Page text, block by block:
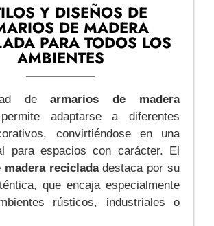
Y DISEÑOS DE
DE MADERA
PARA TODOS LOS
AMBIENTES
dearmarios de madera
adaptarse a diferentes
convirtiéndose en una
para espacios con carácter. El
madera recicladadestaca por su
que encaja especialmente
rústicos, industriales o